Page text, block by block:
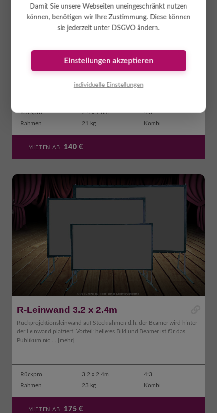
R-Leinwand 2.4 x 1.8m
Rückprojektionsleinwand auf Steckrahmen d.h. der Beamer wird hinter
der Leinwand platziert. Vorteil: helleres Bild und Beamer ist für das
Rückpro 2.4 x 1.8m
4:3
Rahmen
21 kg Kombi
MIETEN AB 140 €
R-Leinwand 3.2 x 2.4m
Rückprojektionsleinwand auf Steckrahmen d.h. der Beamer wird hinter
der Leinwand platziert. Vorteil: helleres Bild und Beamer ist für das
Publikum nic ...
[mehr]
Rückpro 3.2 x 2.4m
4:3
Rahmen
23 kg Kombi
MIETEN AB 175 €
Damit Sie unsere Webseiten uneingeschränkt nutzen
können, benötigen wir Ihre Zustimmung. Diese können
sie jederzeit unter DSGVO ändern.
Einstellungen akzeptieren
individuelle Einstellungen